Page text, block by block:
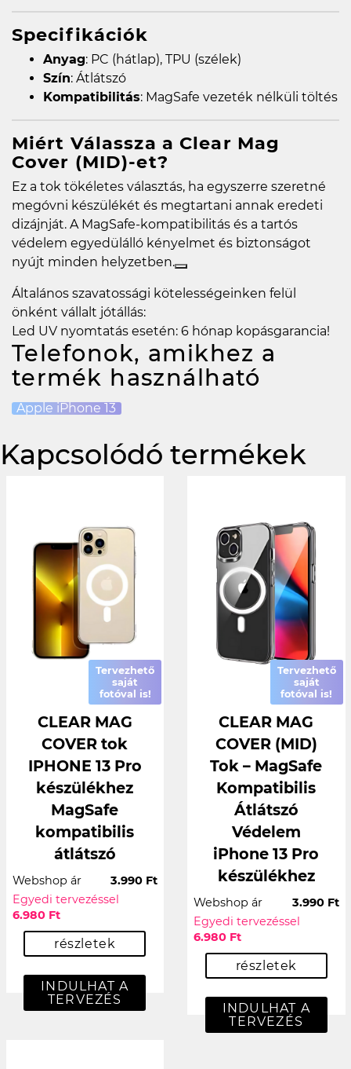
Specifikációk
Anyag: PC (hátlap), TPU (szélek)
Szín: Átlátszó
Kompatibilitás: MagSafe vezeték nélküli töltés
Miért Válassza a Clear Mag
Cover (MID)-et?
Ez a tok tökéletes választás, ha egyszerre szeretné
megóvni készülékét és megtartani annak eredeti
dizájnját. A MagSafe-kompatibilitás és a tartós
védelem egyedülálló kényelmet és biztonságot
nyújt minden helyzetben.
Általános szavatossági kötelességeinken felül
önként vállalt jótállás:
Led UV nyomtatás esetén: 6 hónap kopásgarancia!
Telefonok, amikhez a
termék használható
Apple iPhone 13
Kapcsolódó termékek
Tervezhető
saját
fotóval is!
CLEAR MAG
COVER tok
IPHONE 13 Pro
készülékhez
MagSafe
kompatibilis
átlátszó
Webshop ár
3.990 Ft
Egyedi tervezéssel
6.980 Ft
részletek
INDULHAT A
TERVEZÉS
Tervezhető
saját
fotóval is!
CLEAR MAG
COVER (MID)
Tok – MagSafe
Kompatibilis
Átlátszó
Védelem
iPhone 13 Pro
készülékhez
Webshop ár
3.990 Ft
Egyedi tervezéssel
6.980 Ft
részletek
INDULHAT A
TERVEZÉS